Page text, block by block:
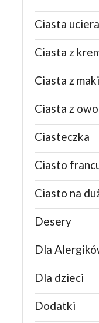
Ciasta
Ciasta z
Ciasta z
Ciasta z
Ciasteczka
Ciasto
Ciasto na
Desery
Dla
Dla dzieci
Dodatki